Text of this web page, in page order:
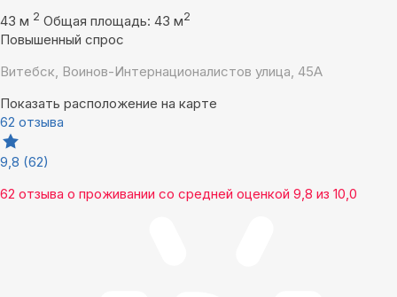
43 м 2 Общая площадь: 43 м2
Повышенный спрос
Витебск, Воинов-Интернационалистов улица, 45А
Показать расположение на карте
62 отзыва
9,8 (62)
62 отзыва о проживании со средней оценкой 9,8 из 10,0